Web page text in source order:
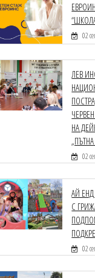
02
ЛЕВ
НА
02
АЙ
С
02